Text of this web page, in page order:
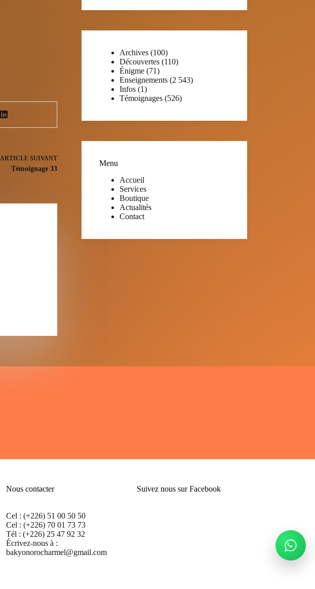
ARTICLESUIVANT
Témoignage 33
Archives (100)
Découvertes (110)
Énigme (71)
Enseignements (2 543)
Infos (1)
Témoignages (526)
Menu
Accueil
Services
Boutique
Actualités
Contact
Nous contacter
Cel : (+226) 51 00 50 50
Cel : (+226) 70 01 73 73
Tél : (+226) 25 47 92 32
Écrivez-nous à :
bakyonorocharmel@gmail.com
Suivez nous sur Facebook